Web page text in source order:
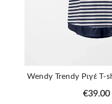
Wendy Trendy Ριγέ T-
€39.00